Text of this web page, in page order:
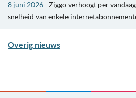
8 juni 2026- Ziggo verhoogt per
snelheid van enkele
Overig nieuws